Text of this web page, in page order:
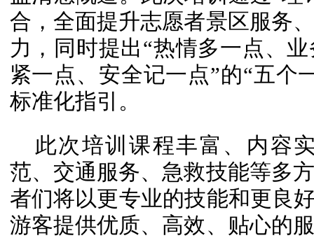
合，全面提升志愿者景区服务
力，同时提出“热情多一点、
紧一点、安全记一点”的“五个
标准化指引。
此次培训课程丰富、内容
范、交通服务、急救技能等多
者们将以更专业的技能和更良
游客提供优质、高效、贴心的